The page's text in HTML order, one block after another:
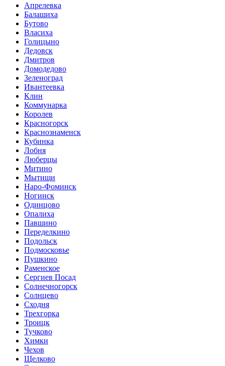
Апрелевка
Балашиха
Бутово
Власиха
Голицыно
Дедовск
Дмитров
Домодедово
Зеленоград
Ивантеевка
Клин
Коммунарка
Королев
Красногорск
Краснознаменск
Кубинка
Лобня
Люберцы
Митино
Мытищи
Наро-Фоминск
Ногинск
Одинцово
Опалиха
Павшино
Переделкино
Подольск
Подмосковье
Пушкино
Раменское
Сергиев Посад
Солнечногорск
Солнцево
Сходня
Трехгорка
Троицк
Тучково
Химки
Чехов
Щелково